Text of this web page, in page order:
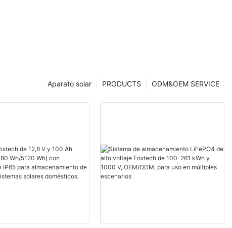
ODM&OEM SERVICE
PRODUCTS
Aparato solar